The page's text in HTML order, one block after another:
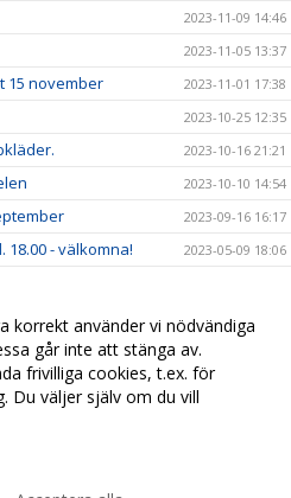
2023-11-09 14:46
2023-11-05 13:37
15 november 2023-11-01 17:38
2023-10-25 12:35
2023-10-16 21:21
2023-10-10 14:54
2023-09-16 16:17
- välkomna! 2023-05-09 18:06
2023-01-07 08:39
- startlistor klara! 2022-12-20 22:06
2022-06-01 13:38
korrekt använder vi nödvändiga
går inte att stänga av.
frivilliga cookies, t.ex. för
Du väljer själv om du vill